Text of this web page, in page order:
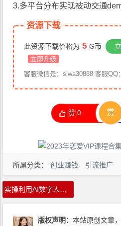
3.多平台分布实现被动交通
资源下载
此资源下载价格为 5 G币
立即升级
客服微信是：
赞0 赏
所属分类： 创业赚钱 引流推广
版权声明：本站原创文章